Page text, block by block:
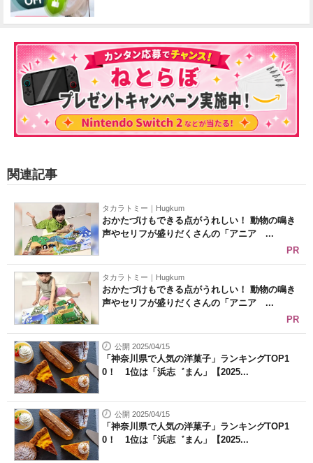
関連記事
タカラトミー｜Hugkum
おかたづけもできる点がうれしい！ 動物の鳴き
声やセリフが盛りだくさんの「アニア ...
PR
タカラトミー｜Hugkum
おかたづけもできる点がうれしい！ 動物の鳴き
声やセリフが盛りだくさんの「アニア ...
PR
公開 2025/04/15
「神奈川県で人気の洋菓子」ランキングTOP1
0！ 1位は「浜志゛まん」【2025...
公開 2025/04/15
「神奈川県で人気の洋菓子」ランキングTOP1
0！ 1位は「浜志゛まん」【2025...